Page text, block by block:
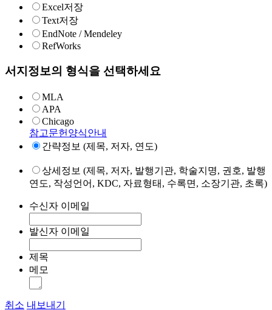
Excel저장
Text저장
EndNote / Mendeley
RefWorks
서지정보의 형식을 선택하세요
MLA
APA
Chicago
참고문헌양식안내
간략정보 (제목, 저자, 연도)
상세정보 (제목, 저자, 발행기관, 학술지명, 권호, 발행
연도, 작성언어, KDC, 자료형태, 수록면, 소장기관, 초록)
수신자 이메일
발신자 이메일
제목
메모
취소 내보내기